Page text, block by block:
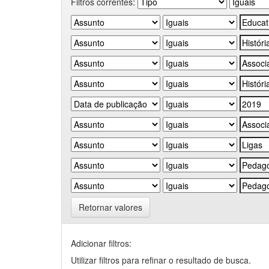
Retornar valores
Adicionar filtros:
Utilizar filtros para refinar o resultado de busca.